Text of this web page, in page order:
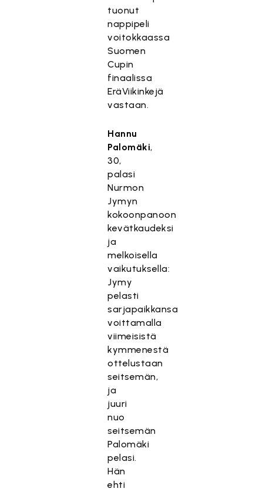
tuonut
nappipeli
voitokkaassa
Suomen
Cupin
finaalissa
EräViikinkejä
vastaan.
Hannu
Palomäki,
30,
palasi
Nurmon
Jymyn
kokoonpanoon
kevätkaudeksi
ja
melkoisella
vaikutuksella:
Jymy
pelasti
sarjapaikkansa
voittamalla
viimeisistä
kymmenestä
ottelustaan
seitsemän,
ja
juuri
nuo
seitsemän
Palomäki
pelasi.
Hän
ehti